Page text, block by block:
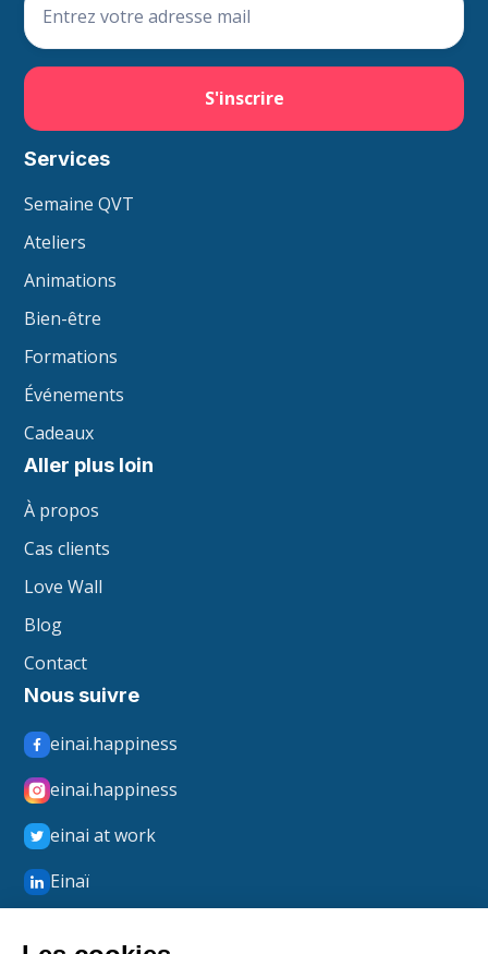
Services
Semaine QVT
Ateliers
Animations
Bien-être
Formations
Événements
Cadeaux
Aller plus loin
À propos
Cas clients
Love Wall
Blog
Contact
Nous suivre
einai.happiness
einai.happiness
einai at work
Einaï